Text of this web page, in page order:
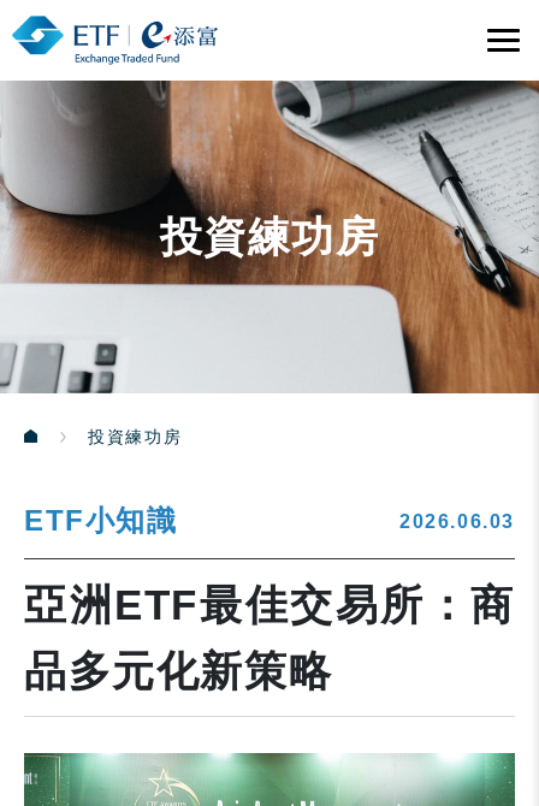
投資練功房
投資練功房
ETF小知識 2026.06.03
亞洲ETF最佳交易所：商
品多元化新策略